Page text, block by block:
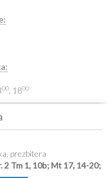
00 , 1800
prezbitera
2 Tm 1, 10b; Mt 17, 14-20;